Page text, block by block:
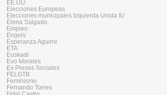
EE.UU.
Elecciones Europeas
Elecciones municipales Izquierda Unida IU
Elena Salgado
Empleo
Engels
Esperanza Aguirre
ETA
Euskadi
Evo Morales
Ex Presos Sociales
FELGTB
Feminismo
Fernando Torres
Fidel Castro